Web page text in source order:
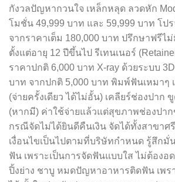
กังวลปัญหากวนใจ เหล็กหลุด ลวดหัก
โมชั่น 49,999 บาท และ 59,999 บาท โป
จากราคาเต็ม 180,000 บาท ปรึกษาฟรีไ
ตั้งแต่อายุ 12 ปีขึ้นไป รีเทนเนอร์
ราคาปกติ 6,000 บาท X-ray ด้วยระบบ
บาท จากปกติ 5,000 บาท พิมพ์ฟันเหมาๆ
(จ่ายครั้งเดียว ได้ไม่อั้น) เคลียร์ช่องปาก
(หากมี) ค่าใช้จ่ายแล้วแต่สุขภาพช่องปา
กรณีจัดไม่ได้ยินดีคืนเงิน จัดได้ทั้งสาขาศ
เงื่อนไขเป็นไปตามที่บริษัทกำหนด รู้สึกมั่
ฟัน เพราะเป็นการจัดฟันแบบใส ไม่ต้องอ
ปิ้งย่าง ชาบู หมดปัญหาอาหารติดฟัน เพร